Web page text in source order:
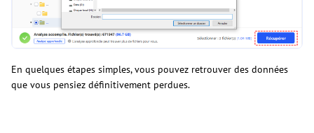
En quelques étapes simples, vous pouvez retrouver des données
que vous pensiez définitivement perdues.